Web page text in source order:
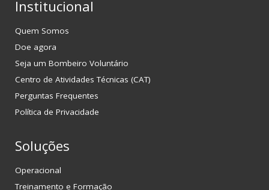
Institucional
Quem Somos
Doe agora
Seja um Bombeiro Voluntário
Centro de Atividades Técnicas (CAT)
Perguntas Frequentes
Política de Privacidade
Soluções
Operacional
Treinamento e Formação